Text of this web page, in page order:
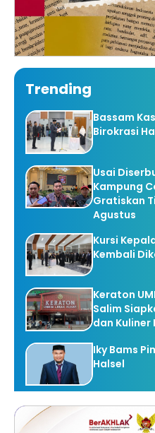
Trending
Bassam
Birokrasi
Usai
Kampung
Gratiskan
Agustus
Kursi
Kembali
Keraton
Salim
dan Kuliner
Iky Bams
Halsel